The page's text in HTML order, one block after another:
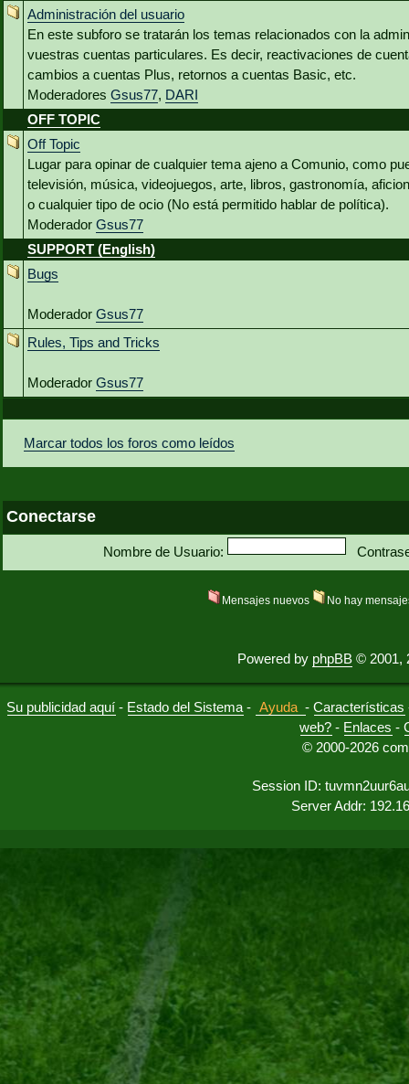
Administración del usuario
En este subforo se tratarán los temas relacionados con la
vuestras cuentas particulares. Es decir, reactivaciones de
cambios a cuentas Plus, retornos a cuentas Basic, etc.
Moderadores Gsus77, DARI
OFF TOPIC
Off Topic
Lugar para opinar de cualquier tema ajeno a Comunio, como
televisión, música, videojuegos, arte, libros, gastronomía,
o cualquier tipo de ocio (No está permitido hablar de política).
Moderador Gsus77
SUPPORT (English)
Bugs
Moderador Gsus77
Rules, Tips and Tricks
Moderador Gsus77
Marcar todos los foros como leídos
Conectarse
Nombre de Usuario:
Mensajes nuevos No hay
Powered by phpBB © 2001,
Su publicidad aquí - Estado del Sistema - Ayuda -Características
web? - Enlaces -
© 2000-2026
Session ID:
Server Addr: